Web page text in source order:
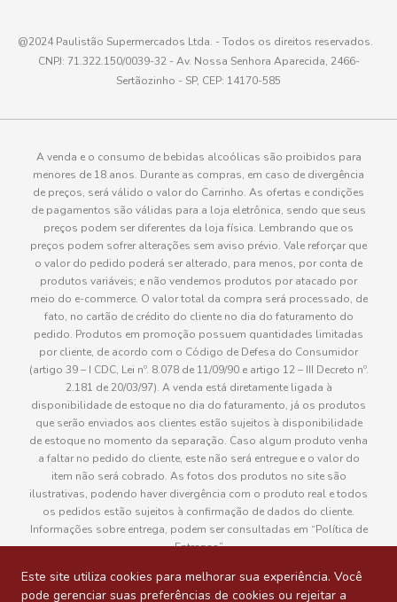
Este site utiliza cookies para melhorar sua experiência. Você
pode gerenciar suas preferências de cookies ou rejeitar a
E-mail
@2024 Paulistão Supermercados Ltda. - Todos os direitos reservados.
CNPJ: 71.322.150/0039-32 - Av. Nossa Senhora Aparecida, 2466-
Sertãozinho - SP, CEP: 14170-585
A venda e o consumo de bebidas alcoólicas são proibidos para
menores de 18 anos. Durante as compras, em caso de divergência
de preços, será válido o valor do Carrinho. As ofertas e condições
de pagamentos são válidas para a loja eletrônica, sendo que seus
preços podem ser diferentes da loja física. Lembrando que os
preços podem sofrer alterações sem aviso prévio. Vale reforçar que
o valor do pedido poderá ser alterado, para menos, por conta de
produtos variáveis; e não vendemos produtos por atacado por
meio do e-commerce. O valor total da compra será processado, de
fato, no cartão de crédito do cliente no dia do faturamento do
pedido. Produtos em promoção possuem quantidades limitadas
por cliente, de acordo com o Código de Defesa do Consumidor
(artigo 39 – I CDC, Lei nº. 8.078 de 11/09/90 e artigo 12 – III Decreto nº.
2.181 de 20/03/97). A venda está diretamente ligada à
disponibilidade de estoque no dia do faturamento, já os produtos
que serão enviados aos clientes estão sujeitos à disponibilidade
de estoque no momento da separação. Caso algum produto venha
a faltar no pedido do cliente, este não será entregue e o valor do
item não será cobrado. As fotos dos produtos no site são
ilustrativas, podendo haver divergência com o produto real e todos
os pedidos estão sujeitos à confirmação de dados do cliente.
Informações sobre entrega, podem ser consultadas em “Política de
Entregas”